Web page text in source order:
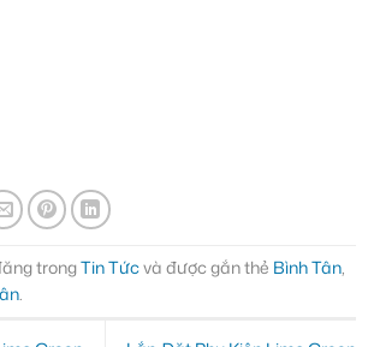
trongTin Tứcvà được gắn thẻ Bình Tân